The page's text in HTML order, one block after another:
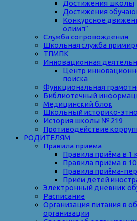
Достижения школы
Достижения
Конкурсное
олимп”
Служба сопровождения
Школьная служба
ТПМПК
Инновационная
Центр
поиска
Функциональная
Библиотечный
Медицинский блок
Школьный историко-
История школы № 219
Противодействие
РОДИТЕЛЯМ
Правила приема
Правила приёма в 1
Правила приёма в 10
Правила приёма-
Приём детей
Электронный дневник
Расписание
Организация питания в
организации